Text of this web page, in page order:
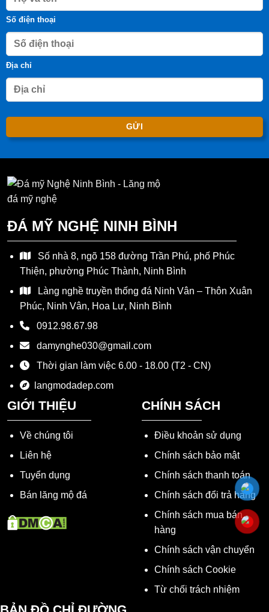
Số điện thoại
Địa chỉ
ĐÁ MỸ NGHỆ NINH BÌNH
Số nhà 8, ngõ 158 đường Trần Phú, phố Phúc
Thiện, phường Phúc Thành, Ninh Bình
Làng nghề truyền thống đá Ninh Vân – Thôn Xuân
Phúc, Ninh Vân, Hoa Lư, Ninh Bình
0912.98.67.98
damynghe030@gmail.com
Thời gian làm việc 6.00 - 18.00 (T2 - CN)
langmodadep.com
GIỚI THIỆU
Về chúng tôi
Liên hệ
Tuyển dụng
Bán lăng mộ đá
CHÍNH SÁCH
Điều khoản sử dụng
Chính sách bảo mật
Chính sách thanh toán
Chính sách đổi trả hàng
Chính sách mua bán
hàng
Chính sách vận chuyển
Chính sách Cookie
Từ chối trách nhiệm
BẢN ĐỒ CHỈ ĐƯỜNG